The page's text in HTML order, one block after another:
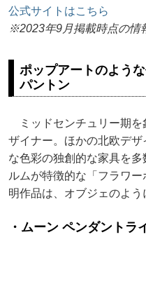
公式サイトはこちら
※2023年9月掲載時点の情
ポップアートのよう
パントン
ミッドセンチュリー期を
ザイナー。ほかの北欧デ
な色彩の独創的な家具を
ルムが特徴的な「フラワ
明作品は、オブジェのよう
・ムーン ペンダントラ